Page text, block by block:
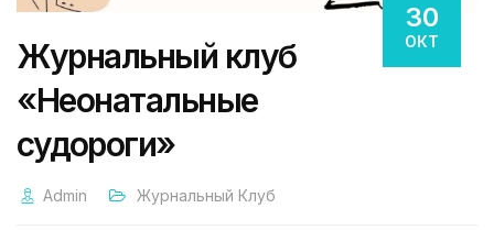
30
ОКТ
Журнальный клуб
«Неонатальные
судороги»
Admin Журнальный Клуб